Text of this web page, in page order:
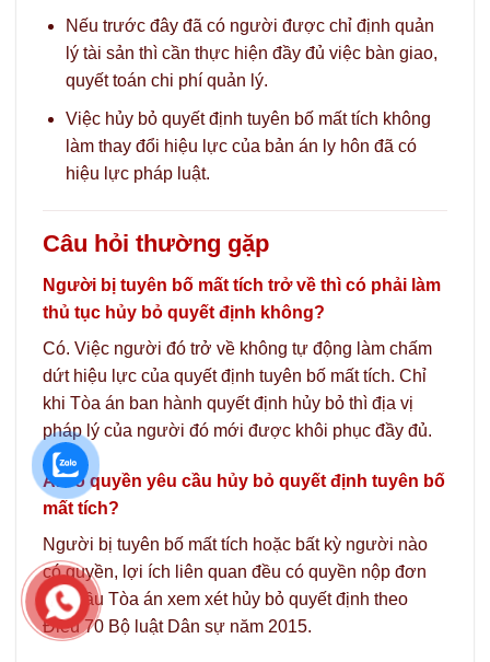
Nếu trước đây đã có người được chỉ định quản
lý tài sản thì cần thực hiện đầy đủ việc bàn giao,
quyết toán chi phí quản lý.
Việc hủy bỏ quyết định tuyên bố mất tích không
làm thay đổi hiệu lực của bản án ly hôn đã có
hiệu lực pháp luật.
Câu hỏi thường gặp
Người bị tuyên bố mất tích trở về thì có phải làm
thủ tục hủy bỏ quyết định không?
Có. Việc người đó trở về không tự động làm chấm
dứt hiệu lực của quyết định tuyên bố mất tích. Chỉ
khi Tòa án ban hành quyết định hủy bỏ thì địa vị
pháp lý của người đó mới được khôi phục đầy đủ.
Ai có quyền yêu cầu hủy bỏ quyết định tuyên bố
mất tích?
Người bị tuyên bố mất tích hoặc bất kỳ người nào
có quyền, lợi ích liên quan đều có quyền nộp đơn
yêu cầu Tòa án xem xét hủy bỏ quyết định theo
Điều 70 Bộ luật Dân sự năm 2015.